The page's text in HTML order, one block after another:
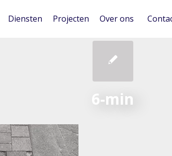
Diensten Projecten Over ons
6-min